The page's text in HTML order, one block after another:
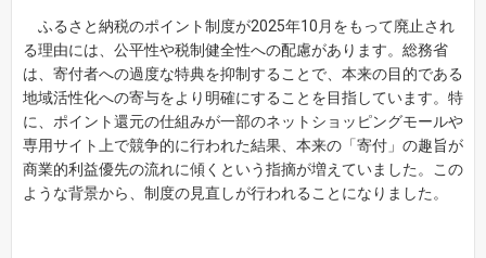
ふるさと納税のポイント制度が2025年10月をもって廃止され
る理由には、公平性や税制健全性への配慮があります。総務省
は、寄付者への過度な特典を抑制することで、本来の目的である
地域活性化への寄与をより明確にすることを目指しています。特
に、ポイント還元の仕組みが一部のネットショッピングモールや
専用サイト上で競争的に行われた結果、本来の「寄付」の趣旨が
商業的利益優先の流れに傾くという指摘が増えていました。この
ような背景から、制度の見直しが行われることになりました。